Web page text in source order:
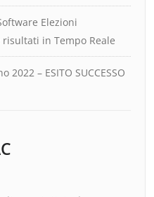
Elezioni
in Tempo Reale
2022 – ESITO SUCCESSO